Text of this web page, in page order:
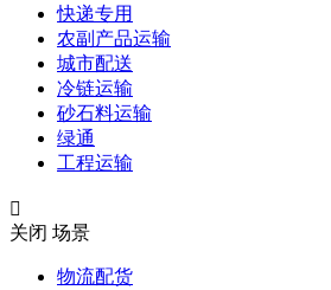
快递专用
农副产品运输
城市配送
冷链运输
砂石料运输
绿通
工程运输

关闭 场景
物流配货